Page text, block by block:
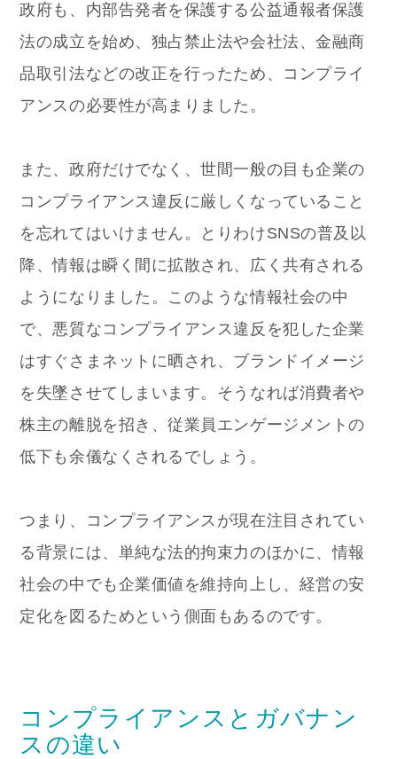
政府も、内部告発者を保護する公益通報者保護
法の成立を始め、独占禁止法や会社法、金融商
品取引法などの改正を行ったため、コンプライ
アンスの必要性が高まりました。
また、政府だけでなく、世間一般の目も企業の
コンプライアンス違反に厳しくなっていること
を忘れてはいけません。とりわけSNSの普及以
降、情報は瞬く間に拡散され、広く共有される
ようになりました。このような情報社会の中
で、悪質なコンプライアンス違反を犯した企業
はすぐさまネットに晒され、ブランドイメージ
を失墜させてしまいます。そうなれば消費者や
株主の離脱を招き、従業員エンゲージメントの
低下も余儀なくされるでしょう。
つまり、コンプライアンスが現在注目されてい
る背景には、単純な法的拘束力のほかに、情報
社会の中でも企業価値を維持向上し、経営の安
定化を図るためという側面もあるのです。
コンプライアンスとガバナン
スの違い